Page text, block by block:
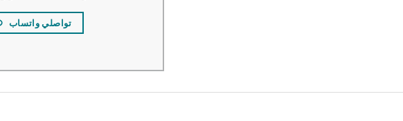
تواصلي واتساب